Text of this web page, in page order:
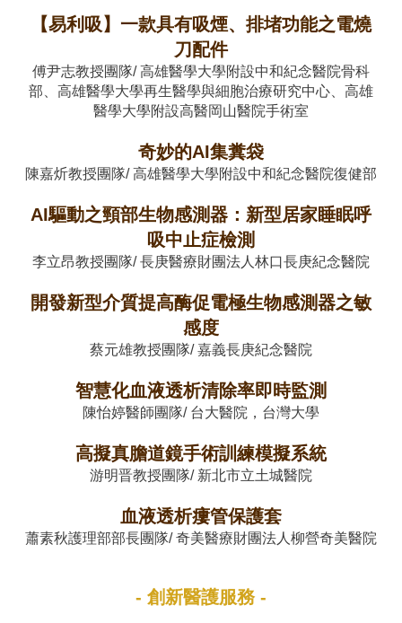
【易利吸】一款具有吸煙、排堵功能之電燒
刀配件
傅尹志教授團隊/ 高雄醫學大學附設中和紀念醫院骨科
部、高雄醫學大學再生醫學與細胞治療研究中心、高雄
醫學大學附設高醫岡山醫院手術室
奇妙的AI集糞袋
陳嘉炘教授團隊/ 高雄醫學大學附設中和紀念醫院復健部
AI驅動之頸部生物感測器：新型居家睡眠呼
吸中止症檢測
李立昂教授團隊/ 長庚醫療財團法人林口長庚紀念醫院
開發新型介質提高酶促電極生物感測器之敏
感度
蔡元雄教授團隊/ 嘉義長庚紀念醫院
智慧化血液透析清除率即時監測
陳怡婷醫師團隊/ 台大醫院，台灣大學
高擬真膽道鏡手術訓練模擬系統
游明晋教授團隊/ 新北市立土城醫院
血液透析瘻管保護套
蕭素秋護理部部長團隊/ 奇美醫療財團法人柳營奇美醫院
- 創新醫護服務 -